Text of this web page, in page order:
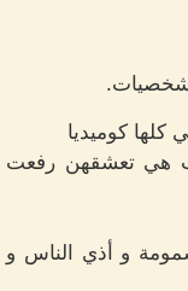
شخصيات.
كلها كوميديا
هي تعشقهن رفعت
و أذي الناس و